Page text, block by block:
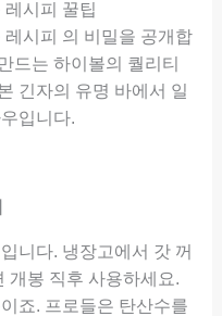
시피 꿀팁
시피 의 비밀을 공개합
드는 하이볼의 퀄리티
긴자의 유명 바에서 일
입니다.
니다. 냉장고에서 갓 꺼
개봉 직후 사용하세요.
죠. 프로들은 탄산수를